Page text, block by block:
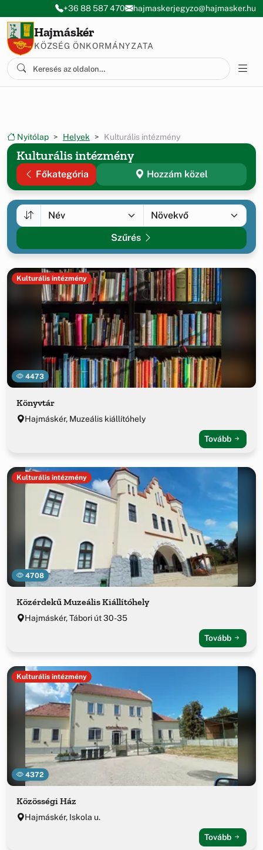
Ugrás a menüre
Ugrás a tartalomra
+36 88 587 470 hajmaskerjegyzo@hajmasker.hu
Hajmáskér
KÖZSÉG ÖNKORMÁNYZATA
Nyitólap Helyek Kulturális intézmény
Kulturális intézmény
Főkategória Hozzám közel
Szűrés
4473
Kulturális intézmény
Könyvtár
Hajmáskér, Muzeális kiállítóhely
Tovább
4708
Kulturális intézmény
Közérdekű Muzeális Kiállítóhely
Hajmáskér, Tábori út 30-35
Tovább
4372
Kulturális intézmény
Közösségi Ház
Hajmáskér, Iskola u.
Tovább